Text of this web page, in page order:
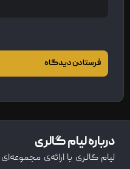
درباره لیام گالری
لیام گالری با ارائه‌ی مجموعه‌ای